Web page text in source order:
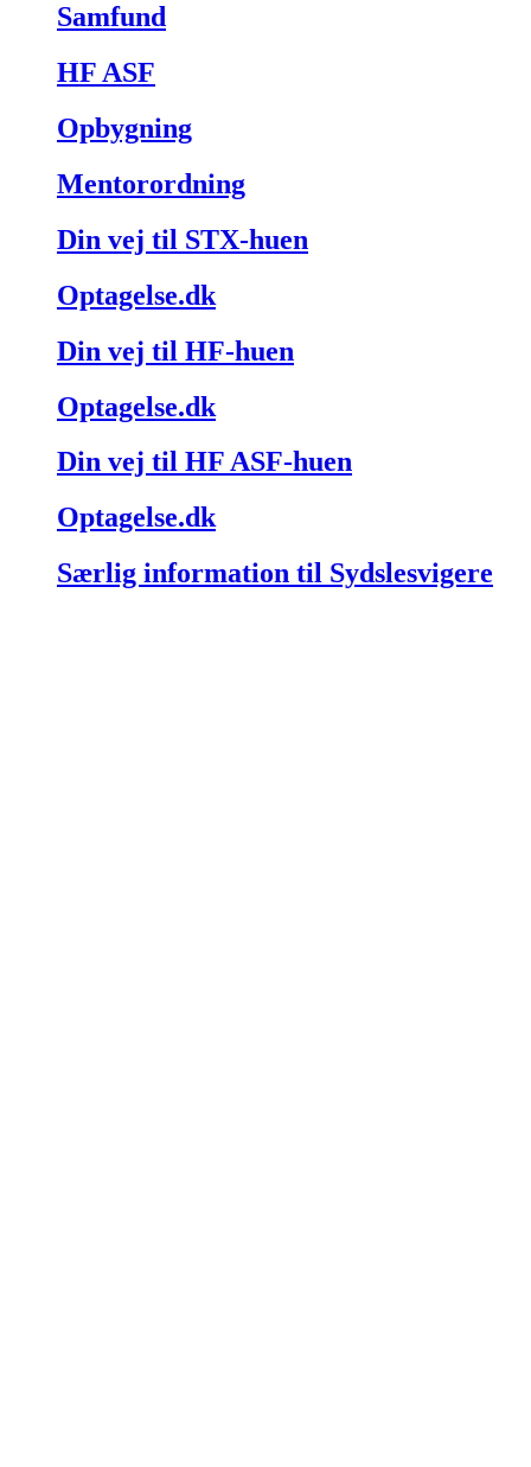
Samfund
HF ASF
Opbygning
Mentorordning
Din vej til STX-huen
Optagelse.dk
Din vej til HF-huen
Optagelse.dk
Din vej til HF ASF-huen
Optagelse.dk
Særlig information til Sydslesvigere